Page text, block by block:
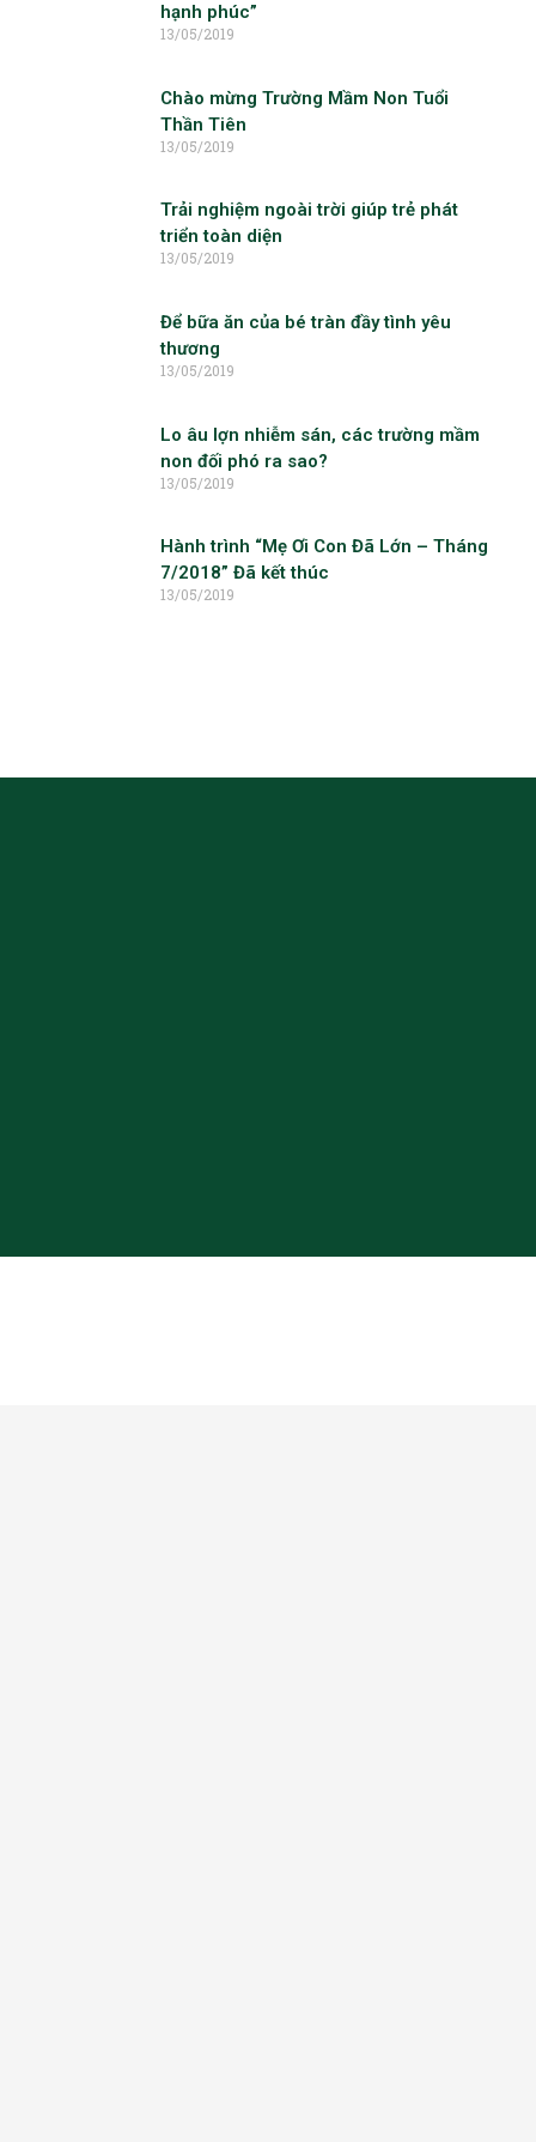
hạnh phúc”
13/05/2019
Chào mừng Trường Mầm Non Tuổi
Thần Tiên
13/05/2019
Trải nghiệm ngoài trời giúp trẻ phát
triển toàn diện
13/05/2019
Để bữa ăn của bé tràn đầy tình yêu
thương
13/05/2019
Lo âu lợn nhiễm sán, các trường mầm
non đối phó ra sao?
13/05/2019
Hành trình “Mẹ Ơi Con Đã Lớn – Tháng
7/2018” Đã kết thúc
13/05/2019